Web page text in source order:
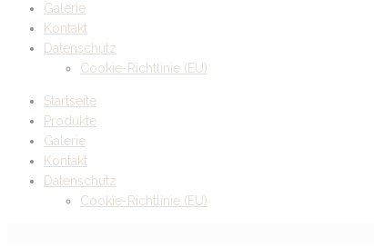
Galerie
Kontakt
Datenschutz
Cookie-Richtlinie (EU)
Startseite
Produkte
Galerie
Kontakt
Datenschutz
Cookie-Richtlinie (EU)